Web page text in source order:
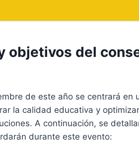
objetivos del
de este año se centrará en
la calidad educativa y
A continuación, se
durante este evento: